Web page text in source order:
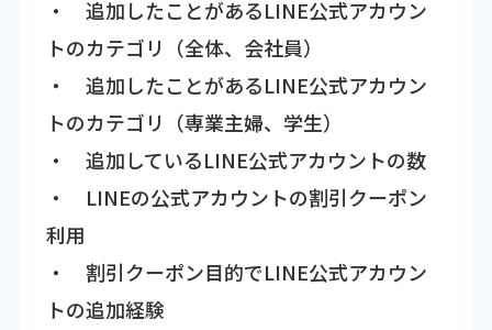
・ 追加したことがあるLINE公式アカウン
トのカテゴリ（全体、会社員）
・ 追加したことがあるLINE公式アカウン
トのカテゴリ（専業主婦、学生）
・ 追加しているLINE公式アカウントの数
・ LINEの公式アカウントの割引クーポン
利用
・ 割引クーポン目的でLINE公式アカウン
トの追加経験